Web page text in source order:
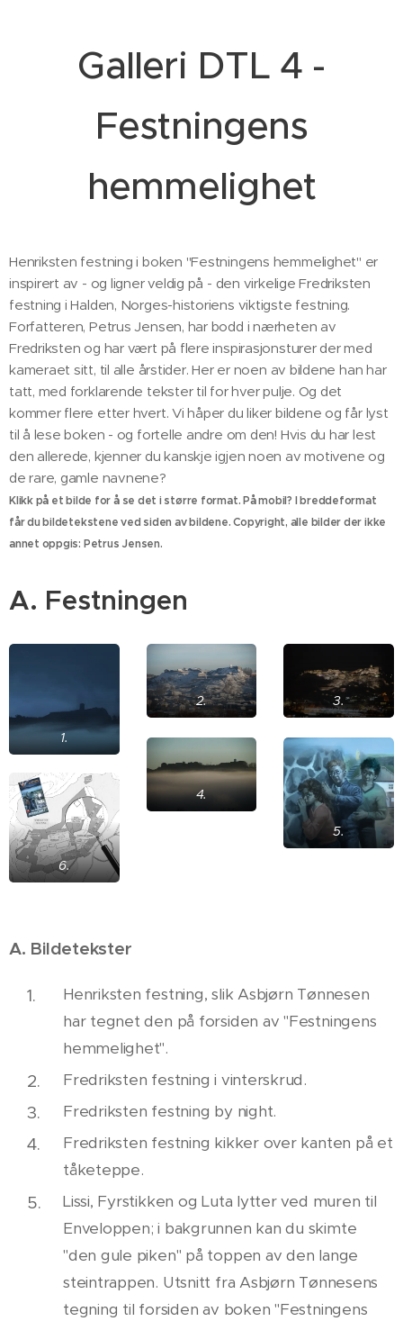
Galleri DTL 4 -
Festningens
hemmelighet
Henriksten festning i boken "Festningens hemmelighet" er
inspirert av - og ligner veldig på - den virkelige Fredriksten
festning i Halden, Norges-historiens viktigste festning.
Forfatteren, Petrus Jensen, har bodd i nærheten av
Fredriksten og har vært på flere inspirasjonsturer der med
kameraet sitt, til alle årstider. Her er noen av bildene han har
tatt, med forklarende tekster til for hver pulje. Og det
kommer flere etter hvert. Vi håper du liker bildene og får lyst
til å lese boken - og fortelle andre om den! Hvis du har lest
den allerede, kjenner du kanskje igjen noen av motivene og
de rare, gamle navnene?
Klikk på et bilde for å se det i større format. På mobil? I breddeformat
får du bildetekstene ved siden av bildene. Copyright, alle bilder der ikke
annet oppgis: Petrus Jensen.
A. Festningen
1.
2. 3.
4.
5.
6.
A. Bildetekster
Henriksten festning, slik Asbjørn Tønnesen
har tegnet den på forsiden av "Festningens
hemmelighet".
Fredriksten festning i vinterskrud.
Fredriksten festning by night.
Fredriksten festning kikker over kanten på et
tåketeppe.
Lissi, Fyrstikken og Luta lytter ved muren til
Enveloppen; i bakgrunnen kan du skimte
"den gule piken" på toppen av den lange
steintrappen. Utsnitt fra Asbjørn Tønnesens
tegning til forsiden av boken "Festningens